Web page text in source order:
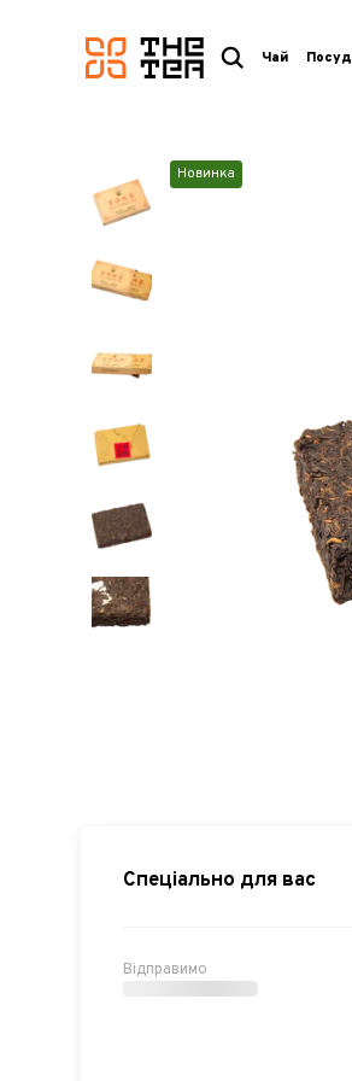
логотип
Чай Посуд
Новинка
Спеціально для вас
Відправимо